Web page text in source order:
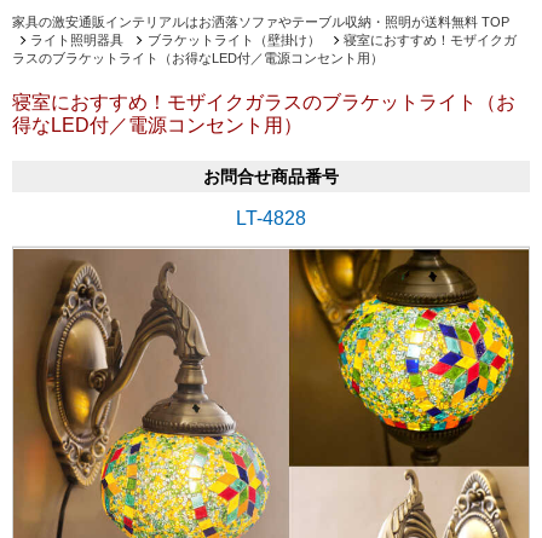
家具の激安通販インテリアルはお洒落ソファやテーブル収納・照明が送料無料 TOP
ライト照明器具
ブラケットライト（壁掛け）
寝室におすすめ！モザイクガ
ラスのブラケットライト（お得なLED付／電源コンセント用）
寝室におすすめ！モザイクガラスのブラケットライト（お
得なLED付／電源コンセント用）
お問合せ商品番号
LT-4828